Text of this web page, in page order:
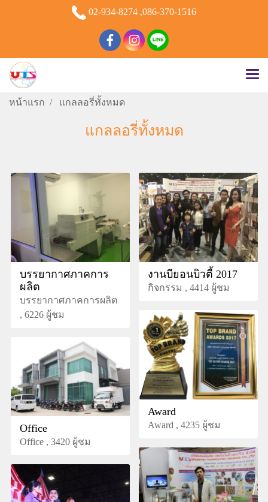
02-934-8274 ,086-370-1516
หน้าแรก แกลลอรี่ทั้งหมด
แกลลอรี่ทั้งหมด
บรรยากาศภาคการ
ผลิต
บรรยากาศภาคการผลิต
, 6226 ผู้ชม
งานบียอนบิวตี้ 2017
กิจกรรม , 4414 ผู้ชม
Award
Award , 4235 ผู้ชม
Office
Office , 3420 ผู้ชม